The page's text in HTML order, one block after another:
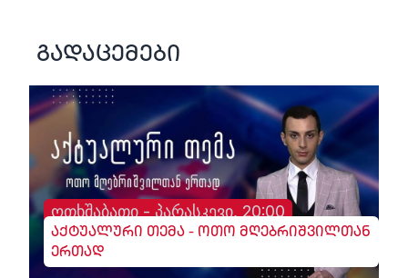
გადაცემები
ოთხშაბათი - პარასკევი, 20:00
აქტუალური თემა - ოთო მღებრიშვილთან
ერთად